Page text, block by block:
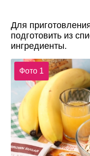
Для
подготовить из
ингредиенты.
Фото 1